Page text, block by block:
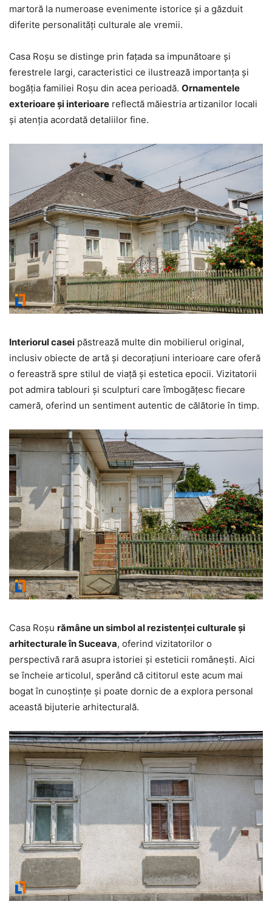
martoră la numeroase evenimente istorice și a găzduit
diferite personalități culturale ale vremii.
Casa Roșu se distinge prin fațada sa impunătoare și
ferestrele largi, caracteristici ce ilustrează importanța și
bogăția familiei Roșu din acea perioadă. Ornamentele
exterioare și interioare reflectă măiestria artizanilor locali
și atenția acordată detaliilor fine.
Interiorul casei păstrează multe din mobilierul original,
inclusiv obiecte de artă și decorațiuni interioare care oferă
o fereastră spre stilul de viață și estetica epocii. Vizitatorii
pot admira tablouri și sculpturi care îmbogățesc fiecare
cameră, oferind un sentiment autentic de călătorie în timp.
Casa Roșu rămâne un simbol al rezistenței culturale și
arhitecturale în Suceava, oferind vizitatorilor o
perspectivă rară asupra istoriei și esteticii românești. Aici
se încheie articolul, sperând că cititorul este acum mai
bogat în cunoștințe și poate dornic de a explora personal
această bijuterie arhitecturală.